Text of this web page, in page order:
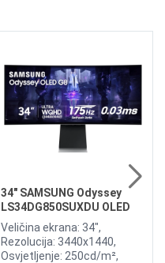
34" SAMSUNG Odyssey
LS34DG850SUXDU OLED
G8 175Hz Gaming Curved
Display
Veličina ekrana: 34",
Rezolucija: 3440x1440,
Osvjetljenje: 250cd/m²,